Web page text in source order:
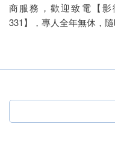
商服務，歡迎致電【影
331】，專人全年無休，隨